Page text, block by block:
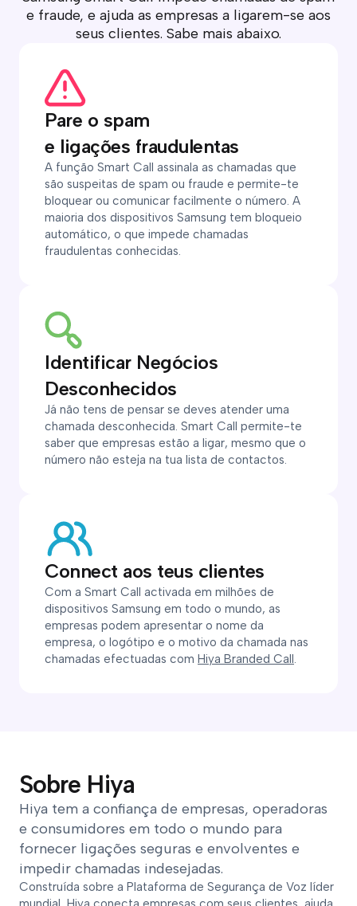
e fraude, e ajuda as empresas a ligarem-se aos
seus clientes. Sabe mais abaixo.
Pare o spam
e ligações fraudulentas
A função Smart Call assinala as chamadas que
são suspeitas de spam ou fraude e permite-te
bloquear ou comunicar facilmente o número. A
maioria dos dispositivos Samsung tem bloqueio
automático, o que impede chamadas
fraudulentas conhecidas.
Identificar Negócios
Desconhecidos
Já não tens de pensar se deves atender uma
chamada desconhecida. Smart Call permite-te
saber que empresas estão a ligar, mesmo que o
número não esteja na tua lista de contactos.
Connect aos teus clientes
Com a Smart Call activada em milhões de
dispositivos Samsung em todo o mundo, as
empresas podem apresentar o nome da
empresa, o logótipo e o motivo da chamada nas
chamadas efectuadas com Hiya Branded Call.
Sobre Hiya
Hiya tem a confiança de empresas, operadoras
e consumidores em todo o mundo para
fornecer ligações seguras e envolventes e
impedir chamadas indesejadas.
Construída sobre a Plataforma de Segurança de Voz líder